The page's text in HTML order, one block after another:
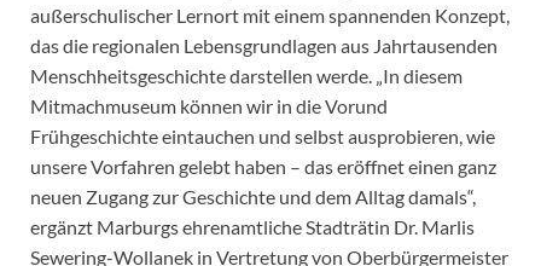
außerschulischer Lernort mit einem spannenden Konzept,
das die regionalen Lebensgrundlagen aus Jahrtausenden
Menschheitsgeschichte darstellen werde. „In diesem
Mitmachmuseum können wir in die Vorund
Frühgeschichte eintauchen und selbst ausprobieren, wie
unsere Vorfahren gelebt haben – das eröffnet einen ganz
neuen Zugang zur Geschichte und dem Alltag damals“,
ergänzt Marburgs ehrenamtliche Stadträtin Dr. Marlis
Sewering-Wollanek in Vertretung von Oberbürgermeister